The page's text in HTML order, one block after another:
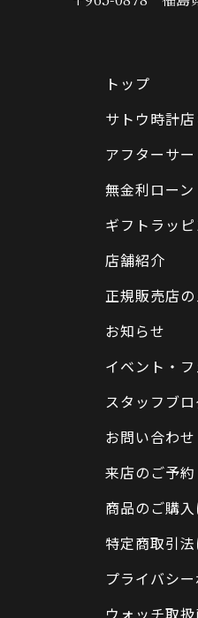
トップ
サトウ時計
アフターサ
無金利ローン
ギフトラッ
店舗紹介
正規販売店
お知らせ
イベント・
スタッフブ
お問い合わせ
来店のご予約
商品のご購
特定商取引
プライバシ